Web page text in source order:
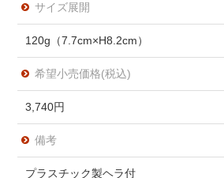
サイズ展開
120g（7.7cm×H8.2cm）
希望小売価格(税込)
3,740円
備考
プラスチック製ヘラ付